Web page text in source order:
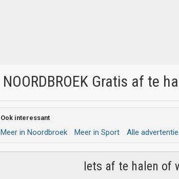
NOORDBROEK Gratis af te
Ook interessant
Meer in Noordbroek Meer in Sport Alle
Iets af te halen of